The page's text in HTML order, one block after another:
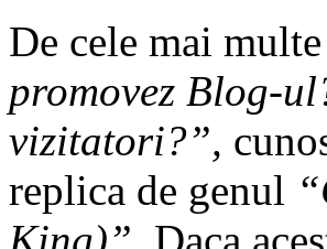
De cele mai
promovez Blog-
vizitatori?”,
replica de genul